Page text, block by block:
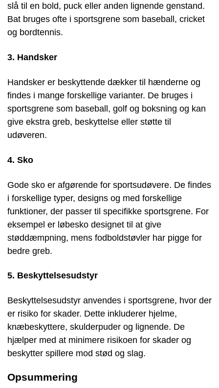
slå til en bold, puck eller anden lignende genstand.
Bat bruges ofte i sportsgrene som baseball, cricket
og bordtennis.
3. Handsker
Handsker er beskyttende dækker til hænderne og
findes i mange forskellige varianter. De bruges i
sportsgrene som baseball, golf og boksning og kan
give ekstra greb, beskyttelse eller støtte til
udøveren.
4. Sko
Gode sko er afgørende for sportsudøvere. De findes
i forskellige typer, designs og med forskellige
funktioner, der passer til specifikke sportsgrene. For
eksempel er løbesko designet til at give
støddæmpning, mens fodboldstøvler har pigge for
bedre greb.
5. Beskyttelsesudstyr
Beskyttelsesudstyr anvendes i sportsgrene, hvor der
er risiko for skader. Dette inkluderer hjelme,
knæbeskyttere, skulderpuder og lignende. De
hjælper med at minimere risikoen for skader og
beskytter spillere mod stød og slag.
Opsummering